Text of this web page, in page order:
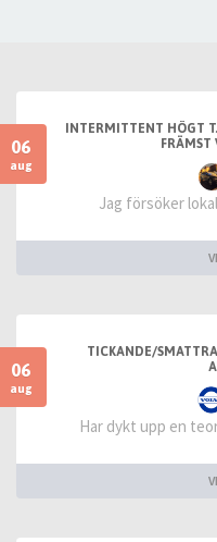
06
aug
INTERMITTENT HÖGT
Jag försöker
06
aug
TICKANDE/
Har dykt upp en